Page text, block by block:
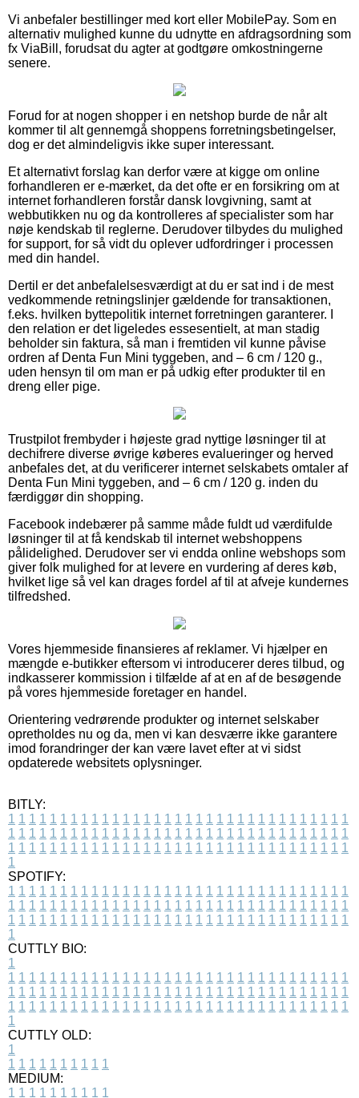
Vi anbefaler bestillinger med kort eller MobilePay. Som en
alternativ mulighed kunne du udnytte en afdragsordning som
fx ViaBill, forudsat du agter at godtgøre omkostningerne
senere.
Forud for at nogen shopper i en netshop burde de når alt
kommer til alt gennemgå shoppens forretningsbetingelser,
dog er det almindeligvis ikke super interessant.
Et alternativt forslag kan derfor være at kigge om online
forhandleren er e-mærket, da det ofte er en forsikring om at
internet forhandleren forstår dansk lovgivning, samt at
webbutikken nu og da kontrolleres af specialister som har
nøje kendskab til reglerne. Derudover tilbydes du mulighed
for support, for så vidt du oplever udfordringer i processen
med din handel.
Dertil er det anbefalelsesværdigt at du er sat ind i de mest
vedkommende retningslinjer gældende for transaktionen,
f.eks. hvilken byttepolitik internet forretningen garanterer. I
den relation er det ligeledes essesentielt, at man stadig
beholder sin faktura, så man i fremtiden vil kunne påvise
ordren af Denta Fun Mini tyggeben, and – 6 cm / 120 g.,
uden hensyn til om man er på udkig efter produkter til en
dreng eller pige.
Trustpilot frembyder i højeste grad nyttige løsninger til at
dechifrere diverse øvrige køberes evalueringer og herved
anbefales det, at du verificerer internet selskabets omtaler af
Denta Fun Mini tyggeben, and – 6 cm / 120 g. inden du
færdiggør din shopping.
Facebook indebærer på samme måde fuldt ud værdifulde
løsninger til at få kendskab til internet webshoppens
pålidelighed. Derudover ser vi endda online webshops som
giver folk mulighed for at levere en vurdering af deres køb,
hvilket lige så vel kan drages fordel af til at afveje kundernes
tilfredshed.
Vores hjemmeside finansieres af reklamer. Vi hjælper en
mængde e-butikker eftersom vi introducerer deres tilbud, og
indkasserer kommission i tilfælde af at en af de besøgende
på vores hjemmeside foretager en handel.
Orientering vedrørende produkter og internet selskaber
opretholdes nu og da, men vi kan desværre ikke garantere
imod forandringer der kan være lavet efter at vi sidst
opdaterede websitets oplysninger.
BITLY:
1 1 1 1 1 1 1 1 1 1 1 1 1 1 1 1 1 1 1 1 1 1 1 1 1 1 1 1 1 1 1 1 1
1 1 1 1 1 1 1 1 1 1 1 1 1 1 1 1 1 1 1 1 1 1 1 1 1 1 1 1 1 1 1 1 1
1 1 1 1 1 1 1 1 1 1 1 1 1 1 1 1 1 1 1 1 1 1 1 1 1 1 1 1 1 1 1 1 1
1
SPOTIFY:
1 1 1 1 1 1 1 1 1 1 1 1 1 1 1 1 1 1 1 1 1 1 1 1 1 1 1 1 1 1 1 1 1
1 1 1 1 1 1 1 1 1 1 1 1 1 1 1 1 1 1 1 1 1 1 1 1 1 1 1 1 1 1 1 1 1
1 1 1 1 1 1 1 1 1 1 1 1 1 1 1 1 1 1 1 1 1 1 1 1 1 1 1 1 1 1 1 1 1
1
CUTTLY BIO:
1
1 1 1 1 1 1 1 1 1 1 1 1 1 1 1 1 1 1 1 1 1 1 1 1 1 1 1 1 1 1 1 1 1
1 1 1 1 1 1 1 1 1 1 1 1 1 1 1 1 1 1 1 1 1 1 1 1 1 1 1 1 1 1 1 1 1
1 1 1 1 1 1 1 1 1 1 1 1 1 1 1 1 1 1 1 1 1 1 1 1 1 1 1 1 1 1 1 1 1
1
CUTTLY OLD:
1
1 1 1 1 1 1 1 1 1 1
MEDIUM:
1 1 1 1 1 1 1 1 1 1